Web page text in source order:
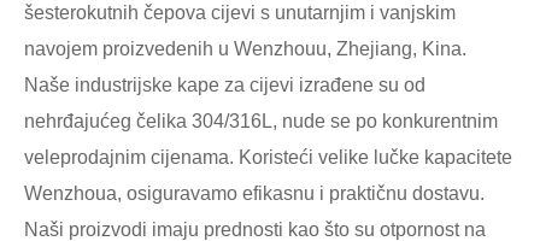
šesterokutnih čepova cijevi s unutarnjim i vanjskim
navojem proizvedenih u Wenzhouu, Zhejiang, Kina.
Naše industrijske kape za cijevi izrađene su od
nehrđajućeg čelika 304/316L, nude se po konkurentnim
veleprodajnim cijenama. Koristeći velike lučke kapacitete
Wenzhoua, osiguravamo efikasnu i praktičnu dostavu.
Naši proizvodi imaju prednosti kao što su otpornost na